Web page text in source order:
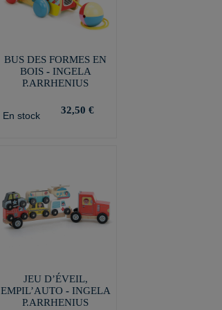
BUS DES FORMES EN
BOIS - INGELA
P.ARRHENIUS
En stock 32,50 €
JEU D’ÉVEIL,
EMPIL’AUTO - INGELA
P.ARRHENIUS